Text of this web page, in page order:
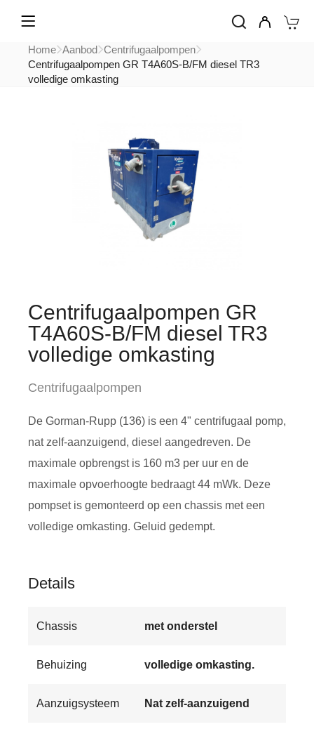
Home Aanbod Centrifugaalpompen
Centrifugaalpompen GR T4A60S-B/FM diesel TR3
volledige omkasting
Centrifugaalpompen GR
T4A60S-B/FM diesel TR3
volledige omkasting
Centrifugaalpompen
De Gorman-Rupp (136) is een 4" centrifugaal pomp,
nat zelf-aanzuigend, diesel aangedreven. De
maximale opbrengst is 160 m3 per uur en de
maximale opvoerhoogte bedraagt 44 mWk. Deze
pompset is gemonteerd op een chassis met een
volledige omkasting. Geluid gedempt.
Details
Chassis met onderstel
Behuizing volledige omkasting.
Aanzuigsysteem Nat zelf-aanzuigend